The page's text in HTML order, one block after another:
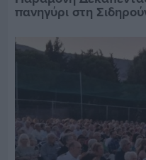
πανηγύρι στη